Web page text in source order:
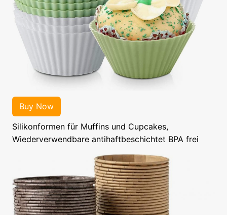
Silikonformen für Muffins und Cupcakes,
Wiederverwendbare antihaftbeschichtet BPA frei